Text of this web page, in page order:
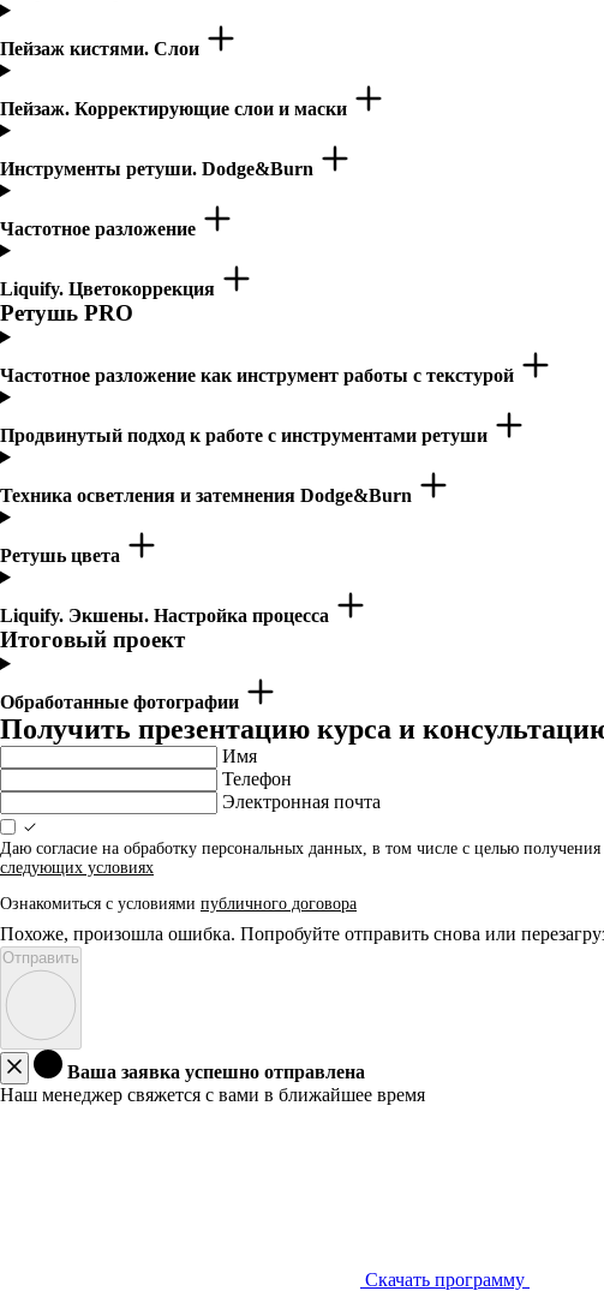
Пейзаж кистями. Слои
Пейзаж. Корректирующие слои и маски
Инструменты ретуши. Dodge&Burn
Частотное разложение
Liquify. Цветокоррекция
Ретушь PRO
Частотное разложение как инструмент работы с текстурой
Продвинутый подход к работе с инструментами ретуши
Техника осветления и затемнения Dodge&Burn
Ретушь цвета
Liquify. Экшены. Настройка процесса
Итоговый проект
Обработанные фотографии
Получить презентацию курса и
Имя
Телефон
Электронная почта
Даю согласие на обработку персональных данных, в том числе с целью
следующих условиях
Ознакомиться с условиями публичного договора
Похоже, произошла ошибка. Попробуйте отправить снова или
Отправить
Ваша заявка успешно отправлена
Наш менеджер свяжется с вами в ближайшее время
Скачать программу